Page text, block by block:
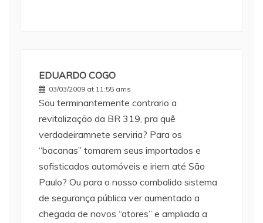
EDUARDO COGO
03/03/2009 at 11:55 ams
Sou terminantemente contrario a
revitalização da BR 319, pra quê
verdadeiramnete serviria? Para os
“bacanas” tomarem seus importados e
sofisticados automóveis e iriem até São
Paulo? Ou para o nosso combalido sistema
de segurança pública ver aumentado a
chegada de novos “atores” e ampliada a